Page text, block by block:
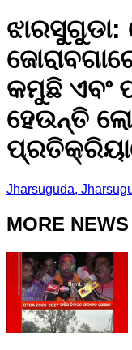
କମୁଛି ଏବଂ
ହେଉନ୍ତି
Jharsuguda,
MORE NEWS